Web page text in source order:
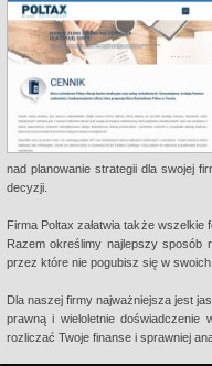
nad planowanie strategii dla swojej
decyzji.
Firma Poltax załatwia także wszelkie
Razem określimy najlepszy sposób
przez które nie pogubisz się w
Dla naszej firmy najważniejsza jest
prawną i wieloletnie doświadczenie
rozliczać Twoje finanse i sprawniej